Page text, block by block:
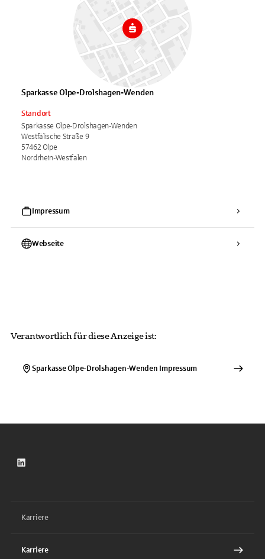
Sparkasse Olpe-Drolshagen-Wenden
Standort
Sparkasse Olpe-Drolshagen-Wenden
Westfälische Straße 9
57462 Olpe
Nordrhein-Westfalen
Impressum
Webseite
Verantwortlich für diese Anzeige ist:
Sparkasse Olpe-Drolshagen-Wenden Impressum
LinkedIn
Karriere
Karriere